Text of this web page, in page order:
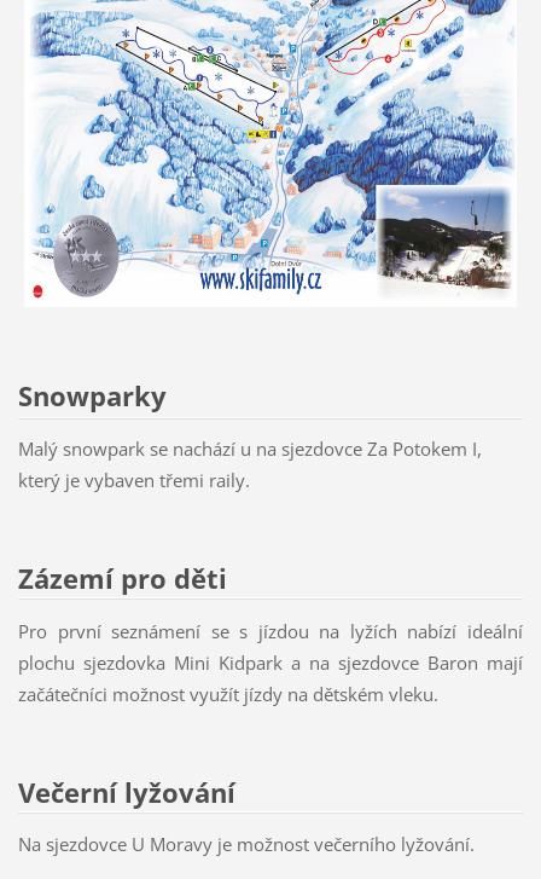
Snowparky
Malý snowpark se nachází u na sjezdovce Za Potokem I,
který je vybaven třemi raily.
Zázemí pro děti
Pro první seznámení se s jízdou na lyžích nabízí ideální
plochu sjezdovka Mini Kidpark a na sjezdovce Baron mají
začátečníci možnost využít jízdy na dětském vleku.
Večerní lyžování
Na sjezdovce U Moravy je možnost večerního lyžování.